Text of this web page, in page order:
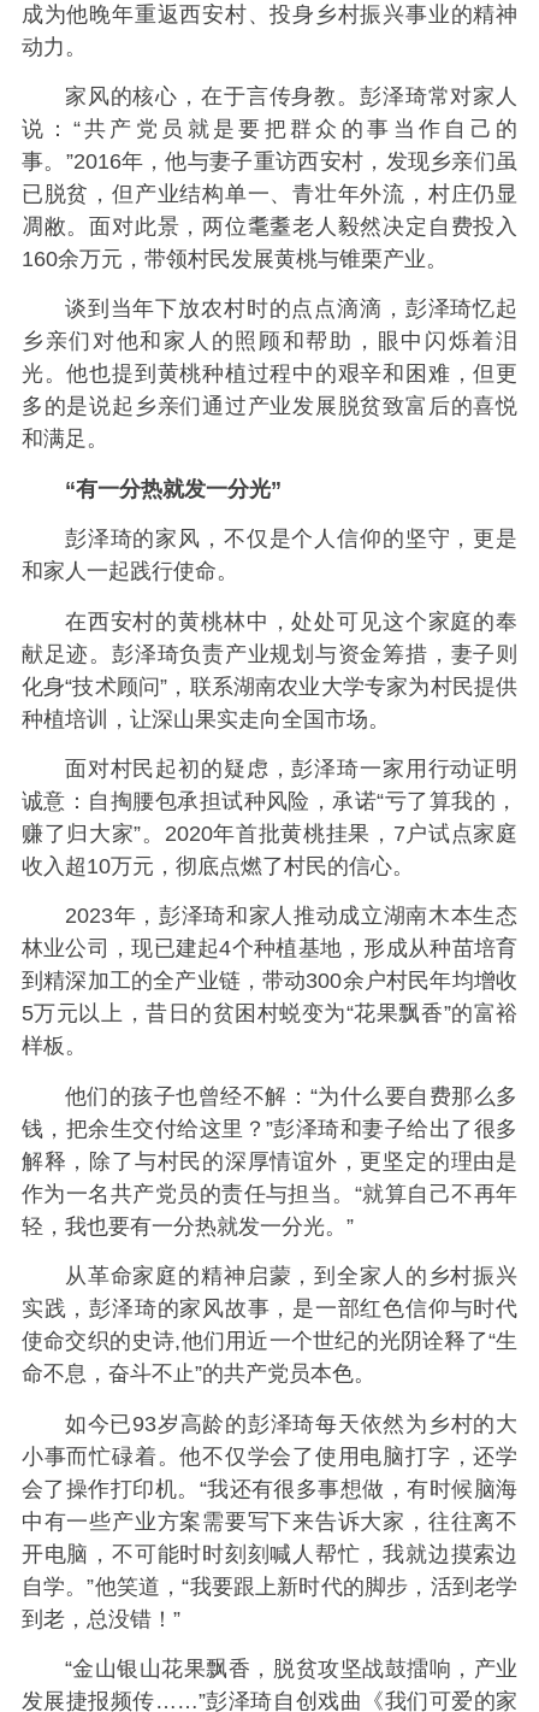
成为他晚年重返西安村、投身乡村振兴事业的精神
动力。
家风的核心，在于言传身教。彭泽琦常对家人
说：“共产党员就是要把群众的事当作自己的
事。”2016年，他与妻子重访西安村，发现乡亲们虽
已脱贫，但产业结构单一、青壮年外流，村庄仍显
凋敝。面对此景，两位耄耋老人毅然决定自费投入
160余万元，带领村民发展黄桃与锥栗产业。
谈到当年下放农村时的点点滴滴，彭泽琦忆起
乡亲们对他和家人的照顾和帮助，眼中闪烁着泪
光。他也提到黄桃种植过程中的艰辛和困难，但更
多的是说起乡亲们通过产业发展脱贫致富后的喜悦
和满足。
“有一分热就发一分光”
彭泽琦的家风，不仅是个人信仰的坚守，更是
和家人一起践行使命。
在西安村的黄桃林中，处处可见这个家庭的奉
献足迹。彭泽琦负责产业规划与资金筹措，妻子则
化身“技术顾问”，联系湖南农业大学专家为村民提供
种植培训，让深山果实走向全国市场。
面对村民起初的疑虑，彭泽琦一家用行动证明
诚意：自掏腰包承担试种风险，承诺“亏了算我的，
赚了归大家”。2020年首批黄桃挂果，7户试点家庭
收入超10万元，彻底点燃了村民的信心。
2023年，彭泽琦和家人推动成立湖南木本生态
林业公司，现已建起4个种植基地，形成从种苗培育
到精深加工的全产业链，带动300余户村民年均增收
5万元以上，昔日的贫困村蜕变为“花果飘香”的富裕
样板。
他们的孩子也曾经不解：“为什么要自费那么多
钱，把余生交付给这里？”彭泽琦和妻子给出了很多
解释，除了与村民的深厚情谊外，更坚定的理由是
作为一名共产党员的责任与担当。“就算自己不再年
轻，我也要有一分热就发一分光。”
从革命家庭的精神启蒙，到全家人的乡村振兴
实践，彭泽琦的家风故事，是一部红色信仰与时代
使命交织的史诗,他们用近一个世纪的光阴诠释了“生
命不息，奋斗不止”的共产党员本色。
如今已93岁高龄的彭泽琦每天依然为乡村的大
小事而忙碌着。他不仅学会了使用电脑打字，还学
会了操作打印机。“我还有很多事想做，有时候脑海
中有一些产业方案需要写下来告诉大家，往往离不
开电脑，不可能时时刻刻喊人帮忙，我就边摸索边
自学。”他笑道，“我要跟上新时代的脚步，活到老学
到老，总没错！”
“金山银山花果飘香，脱贫攻坚战鼓擂响，产业
发展捷报频传……”彭泽琦自创戏曲《我们可爱的家